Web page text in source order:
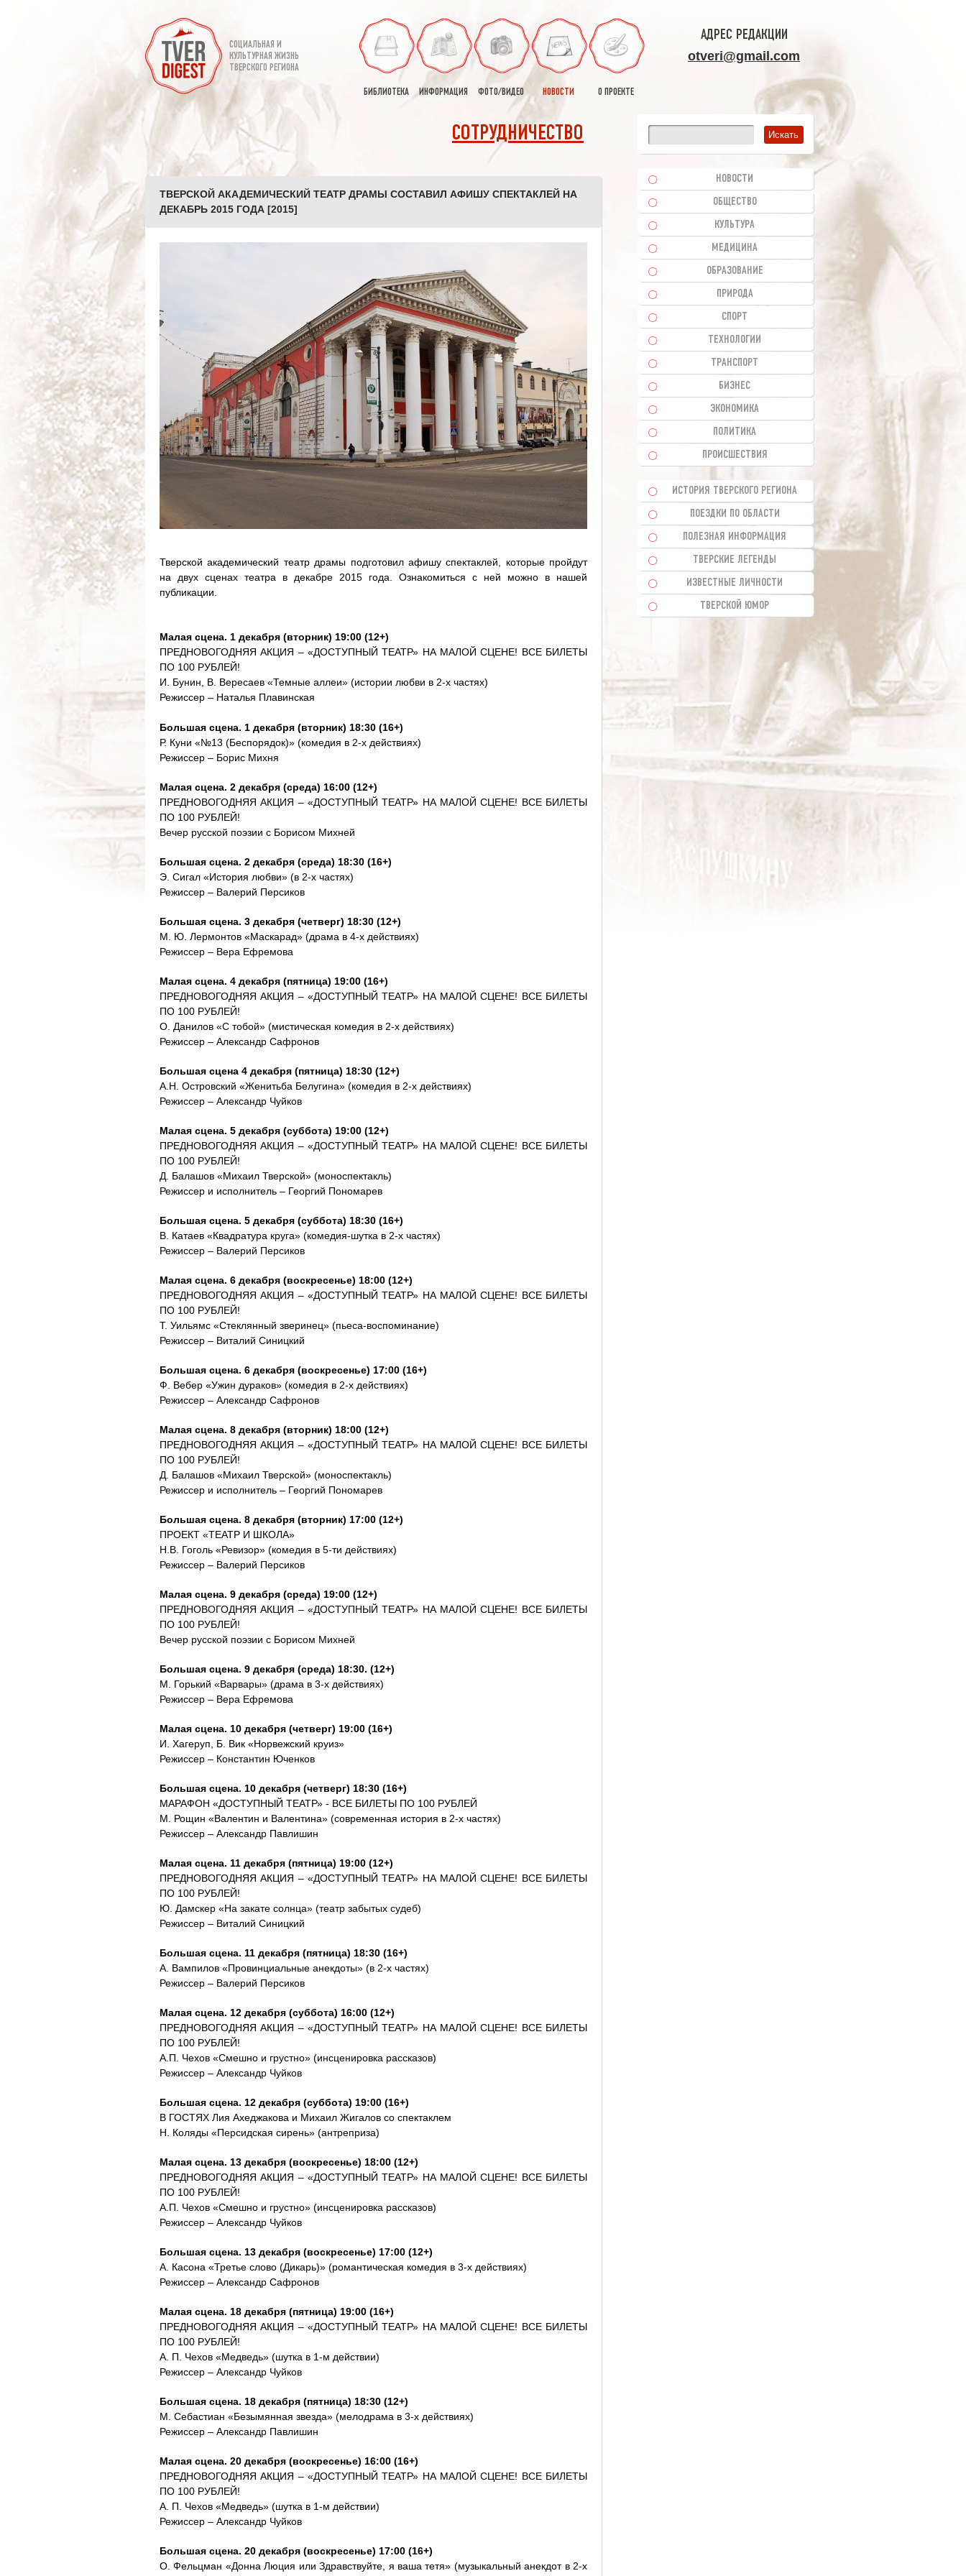
СОЦИАЛЬНАЯ И
КУЛЬТУРНАЯ ЖИЗНЬ
ТВЕРСКОГО РЕГИОНА
БИБЛИОТЕКА ИНФОРМАЦИЯ ФОТО/ВИДЕО НОВОСТИ О ПРОЕКТЕ
АДРЕС РЕДАКЦИИ
otveri@gmail.com
СОТРУДНИЧЕСТВО
ТВЕРСКОЙ АКАДЕМИЧЕСКИЙ ТЕАТР ДРАМЫ СОСТАВИЛ АФИШУ СПЕКТАКЛЕЙ НА
ДЕКАБРЬ 2015 ГОДА [2015]
Тверской академический театр драмы подготовил афишу спектаклей, которые пройдут
на двух сценах театра в декабре 2015 года. Ознакомиться с ней можно в нашей
публикации.
Малая сцена. 1 декабря (вторник) 19:00 (12+)
ПРЕДНОВОГОДНЯЯ АКЦИЯ – «ДОСТУПНЫЙ ТЕАТР» НА МАЛОЙ СЦЕНЕ! ВСЕ БИЛЕТЫ
ПО 100 РУБЛЕЙ!
И. Бунин, В. Вересаев «Темные аллеи» (истории любви в 2-х частях)
Режиссер – Наталья Плавинская
Большая сцена. 1 декабря (вторник) 18:30 (16+)
Р. Куни «№13 (Беспорядок)» (комедия в 2-х действиях)
Режиссер – Борис Михня
Малая сцена. 2 декабря (среда) 16:00 (12+)
ПРЕДНОВОГОДНЯЯ АКЦИЯ – «ДОСТУПНЫЙ ТЕАТР» НА МАЛОЙ СЦЕНЕ! ВСЕ БИЛЕТЫ
ПО 100 РУБЛЕЙ!
Вечер русской поэзии с Борисом Михней
Большая сцена. 2 декабря (среда) 18:30 (16+)
Э. Сигал «История любви» (в 2-х частях)
Режиссер – Валерий Персиков
Большая сцена. 3 декабря (четверг) 18:30 (12+)
М. Ю. Лермонтов «Маскарад» (драма в 4-х действиях)
Режиссер – Вера Ефремова
Малая сцена. 4 декабря (пятница) 19:00 (16+)
ПРЕДНОВОГОДНЯЯ АКЦИЯ – «ДОСТУПНЫЙ ТЕАТР» НА МАЛОЙ СЦЕНЕ! ВСЕ БИЛЕТЫ
ПО 100 РУБЛЕЙ!
О. Данилов «С тобой» (мистическая комедия в 2-х действиях)
Режиссер – Александр Сафронов
Большая сцена 4 декабря (пятница) 18:30 (12+)
А.Н. Островский «Женитьба Белугина» (комедия в 2-х действиях)
Режиссер – Александр Чуйков
Малая сцена. 5 декабря (суббота) 19:00 (12+)
ПРЕДНОВОГОДНЯЯ АКЦИЯ – «ДОСТУПНЫЙ ТЕАТР» НА МАЛОЙ СЦЕНЕ! ВСЕ БИЛЕТЫ
ПО 100 РУБЛЕЙ!
Д. Балашов «Михаил Тверской» (моноспектакль)
Режиссер и исполнитель – Георгий Пономарев
Большая сцена. 5 декабря (суббота) 18:30 (16+)
В. Катаев «Квадратура круга» (комедия-шутка в 2-х частях)
Режиссер – Валерий Персиков
Малая сцена. 6 декабря (воскресенье) 18:00 (12+)
ПРЕДНОВОГОДНЯЯ АКЦИЯ – «ДОСТУПНЫЙ ТЕАТР» НА МАЛОЙ СЦЕНЕ! ВСЕ БИЛЕТЫ
ПО 100 РУБЛЕЙ!
Т. Уильямс «Стеклянный зверинец» (пьеса-воспоминание)
Режиссер – Виталий Синицкий
Большая сцена. 6 декабря (воскресенье) 17:00 (16+)
Ф. Вебер «Ужин дураков» (комедия в 2-х действиях)
Режиссер – Александр Сафронов
Малая сцена. 8 декабря (вторник) 18:00 (12+)
ПРЕДНОВОГОДНЯЯ АКЦИЯ – «ДОСТУПНЫЙ ТЕАТР» НА МАЛОЙ СЦЕНЕ! ВСЕ БИЛЕТЫ
ПО 100 РУБЛЕЙ!
Д. Балашов «Михаил Тверской» (моноспектакль)
Режиссер и исполнитель – Георгий Пономарев
Большая сцена. 8 декабря (вторник) 17:00 (12+)
ПРОЕКТ «ТЕАТР И ШКОЛА»
Н.В. Гоголь «Ревизор» (комедия в 5-ти действиях)
Режиссер – Валерий Персиков
Малая сцена. 9 декабря (среда) 19:00 (12+)
ПРЕДНОВОГОДНЯЯ АКЦИЯ – «ДОСТУПНЫЙ ТЕАТР» НА МАЛОЙ СЦЕНЕ! ВСЕ БИЛЕТЫ
ПО 100 РУБЛЕЙ!
Вечер русской поэзии с Борисом Михней
Большая сцена. 9 декабря (среда) 18:30. (12+)
М. Горький «Варвары» (драма в 3-х действиях)
Режиссер – Вера Ефремова
Малая сцена. 10 декабря (четверг) 19:00 (16+)
И. Хагеруп, Б. Вик «Норвежский круиз»
Режиссер – Константин Юченков
Большая сцена. 10 декабря (четверг) 18:30 (16+)
МАРАФОН «ДОСТУПНЫЙ ТЕАТР» - ВСЕ БИЛЕТЫ ПО 100 РУБЛЕЙ
М. Рощин «Валентин и Валентина» (современная история в 2-х частях)
Режиссер – Александр Павлишин
Малая сцена. 11 декабря (пятница) 19:00 (12+)
ПРЕДНОВОГОДНЯЯ АКЦИЯ – «ДОСТУПНЫЙ ТЕАТР» НА МАЛОЙ СЦЕНЕ! ВСЕ БИЛЕТЫ
ПО 100 РУБЛЕЙ!
Ю. Дамскер «На закате солнца» (театр забытых судеб)
Режиссер – Виталий Синицкий
Большая сцена. 11 декабря (пятница) 18:30 (16+)
А. Вампилов «Провинциальные анекдоты» (в 2-х частях)
Режиссер – Валерий Персиков
Малая сцена. 12 декабря (суббота) 16:00 (12+)
ПРЕДНОВОГОДНЯЯ АКЦИЯ – «ДОСТУПНЫЙ ТЕАТР» НА МАЛОЙ СЦЕНЕ! ВСЕ БИЛЕТЫ
ПО 100 РУБЛЕЙ!
А.П. Чехов «Смешно и грустно» (инсценировка рассказов)
Режиссер – Александр Чуйков
Большая сцена. 12 декабря (суббота) 19:00 (16+)
В ГОСТЯХ Лия Ахеджакова и Михаил Жигалов со спектаклем
Н. Коляды «Персидская сирень» (антреприза)
Малая сцена. 13 декабря (воскресенье) 18:00 (12+)
ПРЕДНОВОГОДНЯЯ АКЦИЯ – «ДОСТУПНЫЙ ТЕАТР» НА МАЛОЙ СЦЕНЕ! ВСЕ БИЛЕТЫ
ПО 100 РУБЛЕЙ!
А.П. Чехов «Смешно и грустно» (инсценировка рассказов)
Режиссер – Александр Чуйков
Большая сцена. 13 декабря (воскресенье) 17:00 (12+)
А. Касона «Третье слово (Дикарь)» (романтическая комедия в 3-х действиях)
Режиссер – Александр Сафронов
Малая сцена. 18 декабря (пятница) 19:00 (16+)
ПРЕДНОВОГОДНЯЯ АКЦИЯ – «ДОСТУПНЫЙ ТЕАТР» НА МАЛОЙ СЦЕНЕ! ВСЕ БИЛЕТЫ
ПО 100 РУБЛЕЙ!
А. П. Чехов «Медведь» (шутка в 1-м действии)
Режиссер – Александр Чуйков
Большая сцена. 18 декабря (пятница) 18:30 (12+)
М. Себастиан «Безымянная звезда» (мелодрама в 3-х действиях)
Режиссер – Александр Павлишин
Малая сцена. 20 декабря (воскресенье) 16:00 (16+)
ПРЕДНОВОГОДНЯЯ АКЦИЯ – «ДОСТУПНЫЙ ТЕАТР» НА МАЛОЙ СЦЕНЕ! ВСЕ БИЛЕТЫ
ПО 100 РУБЛЕЙ!
А. П. Чехов «Медведь» (шутка в 1-м действии)
Режиссер – Александр Чуйков
Большая сцена. 20 декабря (воскресенье) 17:00 (16+)
О. Фельцман «Донна Люция или Здравствуйте, я ваша тетя» (музыкальный анекдот в 2-х
НОВОСТИ
ОБЩЕСТВО
КУЛЬТУРА
МЕДИЦИНА
ОБРАЗОВАНИЕ
ПРИРОДА
СПОРТ
ТЕХНОЛОГИИ
ТРАНСПОРТ
БИЗНЕС
ЭКОНОМИКА
ПОЛИТИКА
ПРОИСШЕСТВИЯ
ИСТОРИЯ ТВЕРСКОГО РЕГИОНА
ПОЕЗДКИ ПО ОБЛАСТИ
ПОЛЕЗНАЯ ИНФОРМАЦИЯ
ТВЕРСКИЕ ЛЕГЕНДЫ
ИЗВЕСТНЫЕ ЛИЧНОСТИ
ТВЕРСКОЙ ЮМОР